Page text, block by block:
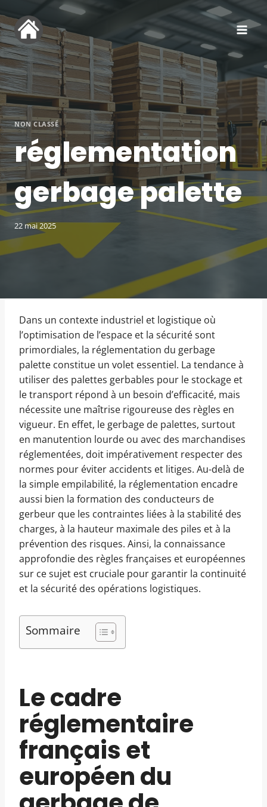
au
contenu
NON CLASSÉ
réglementation
gerbage palette
22 mai 2025
Dans un contexte industriel et logistique où
l’optimisation de l’espace et la sécurité sont
primordiales, la réglementation du gerbage
palette constitue un volet essentiel. La tendance à
utiliser des palettes gerbables pour le stockage et
le transport répond à un besoin d’efficacité, mais
nécessite une maîtrise rigoureuse des règles en
vigueur. En effet, le gerbage de palettes, surtout
en manutention lourde ou avec des marchandises
réglementées, doit impérativement respecter des
normes pour éviter accidents et litiges. Au-delà de
la simple empilabilité, la réglementation encadre
aussi bien la formation des conducteurs de
gerbeur que les contraintes liées à la stabilité des
charges, à la hauteur maximale des piles et à la
prévention des risques. Ainsi, la connaissance
approfondie des règles françaises et européennes
sur ce sujet est cruciale pour garantir la continuité
et la sécurité des opérations logistiques.
Sommaire
Le cadre
réglementaire
français et
européen du